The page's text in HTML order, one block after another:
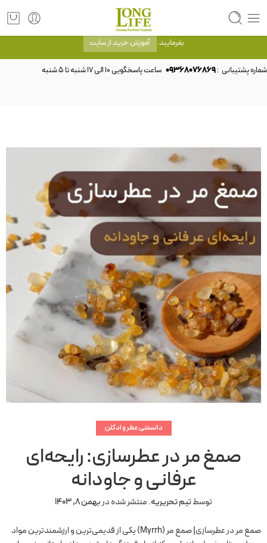
توجه! برند لانگ لایف رایحه های معروف را با شیشه و بسته بندی خود شرکت لانگ لایف
عرضه می کند.که با انتخاب حجم هر ادکلنی می توانید شیشه و بسته بندی را ملاحظه
بفرمایید. آموزش خرید از سایت
شماره پشتیبانی :09368076869
دانستنی عطر و ادکلن
صمغ مر در عطرسازی: رایحه‌ای
عرفانی و جاودانه
توسطتیم تحریریه.منتشر شده دربهمن 8, 1403
صمغ مر در عطرسازی| صمغ مر (Myrrh) یکی از قدیمی‌ترین و ارزشمندترین مواد